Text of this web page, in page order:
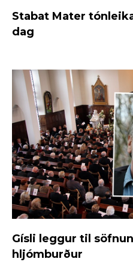
Stabat Mater
dag
Gísli leggur til
hljómburður